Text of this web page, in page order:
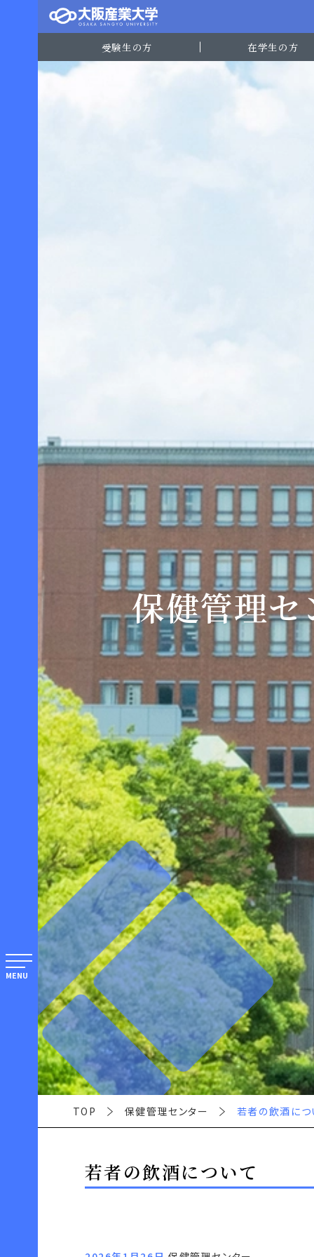
受験生の方 在学生の方
MENU
保健管理セ
TOP 保健管理センター 若者の飲酒につ
若者の飲酒について